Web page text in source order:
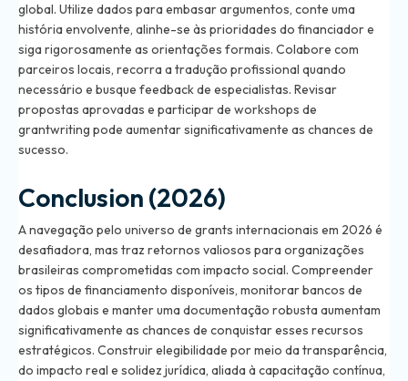
global. Utilize dados para embasar argumentos, conte uma
história envolvente, alinhe-se às prioridades do financiador e
siga rigorosamente as orientações formais. Colabore com
parceiros locais, recorra a tradução profissional quando
necessário e busque feedback de especialistas. Revisar
propostas aprovadas e participar de workshops de
grantwriting pode aumentar significativamente as chances de
sucesso.
Conclusion (2026)
A navegação pelo universo de grants internacionais em 2026 é
desafiadora, mas traz retornos valiosos para organizações
brasileiras comprometidas com impacto social. Compreender
os tipos de financiamento disponíveis, monitorar bancos de
dados globais e manter uma documentação robusta aumentam
significativamente as chances de conquistar esses recursos
estratégicos. Construir elegibilidade por meio da transparência,
do impacto real e solidez jurídica, aliada à capacitação contínua,